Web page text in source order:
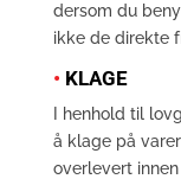
dersom du
ikke de direkte
• KLAGE
I henhold til
å klage på
overlevert